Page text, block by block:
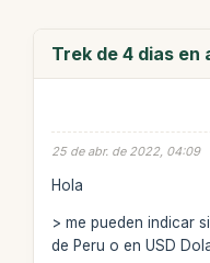
Trek de 4 dias en
25 de abr. de 2022, 04:09
Hola
> me pueden indicar
de Peru o en USD